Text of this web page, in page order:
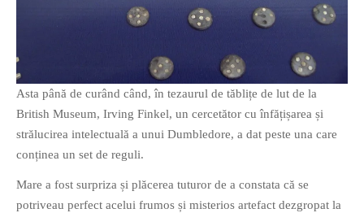
famous movies by using the
very letters of their titles!
RASFOIESTE
Ce fac?
Asta până de curând când, în tezaurul de tăblițe de lut de la
British Museum, Irving Finkel, un cercetător cu înfățișarea și
strălucirea intelectuală a unui Dumbledore, a dat peste una care
conținea un set de reguli.
Mare a fost surpriza și plăcerea tuturor de a constata că se
potriveau perfect acelui frumos și misterios artefact dezgropat la